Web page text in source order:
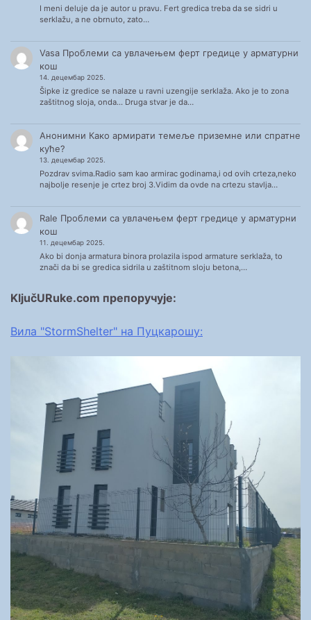
I meni deluje da je autor u pravu. Fert gredica treba da se sidri u
serklažu, a ne obrnuto, zato…
Vasa Проблеми са увлачењем ферт гредице у арматурни
кош
14. децембар 2025.
Šipke iz gredice se nalaze u ravni uzengije serklaža. Ako je to zona
zaštitnog sloja, onda... Druga stvar je da…
Анонимни Како армирати темеље приземне или спратне
куће?
13. децембар 2025.
Pozdrav svima.Radio sam kao armirac godinama,i od ovih crteza,neko
najbolje resenje je crtez broj 3.Vidim da ovde na crtezu stavlja…
Rale Проблеми са увлачењем ферт гредице у арматурни
кош
11. децембар 2025.
Ako bi donja armatura binora prolazila ispod armature serklaža, to
znači da bi se gredica sidrila u zaštitnom sloju betona,…
KljučURuke.com препоручује:
Вила "StormShelter" на Пуцкарошу: